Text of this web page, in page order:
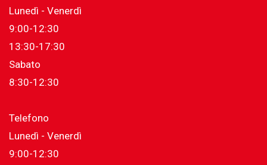
Lunedì - Venerdì
9:00-12:30
13:30-17:30
Sabato
8:30-12:30
Telefono
Lunedì - Venerdì
9:00-12:30